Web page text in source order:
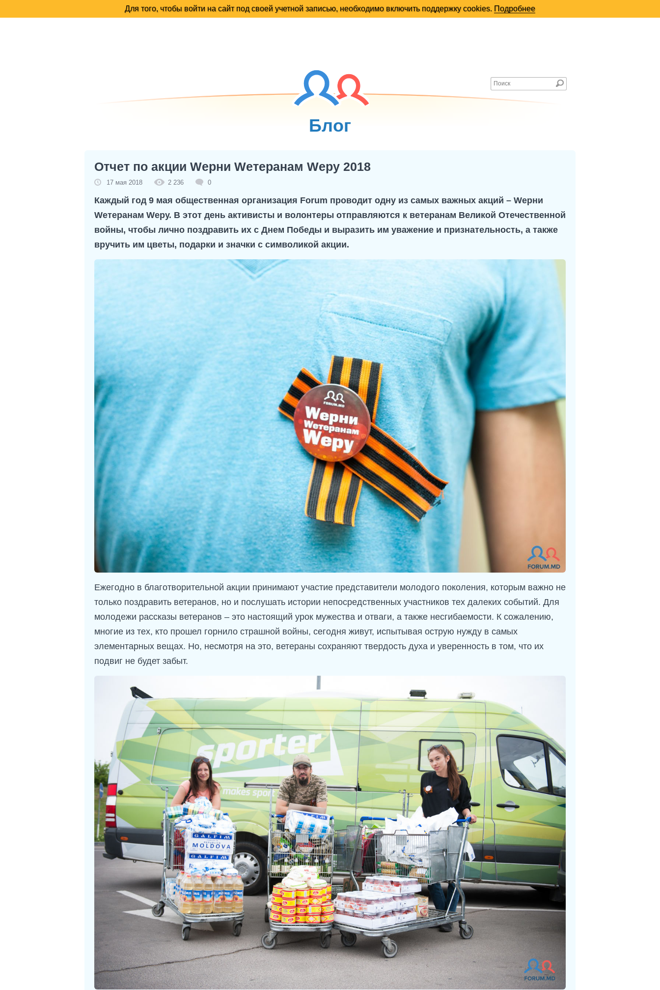
Блог
Отчет по акции Wерни Wетеранам Wеру 2018
17 мая 2018 2 236 0
Каждый год 9 мая общественная организация Forum проводит одну из самых важных акций – Wерни
Wетеранам Wеру. В этот день активисты и волонтеры отправляются к ветеранам Великой Отечественной
войны, чтобы лично поздравить их с Днем Победы и выразить им уважение и признательность, а также
вручить им цветы, подарки и значки с символикой акции.
Ежегодно в благотворительной акции принимают участие представители молодого поколения, которым важно не
только поздравить ветеранов, но и послушать истории непосредственных участников тех далеких событий. Для
молодежи рассказы ветеранов – это настоящий урок мужества и отваги, а также несгибаемости. К сожалению,
многие из тех, кто прошел горнило страшной войны, сегодня живут, испытывая острую нужду в самых
элементарных вещах. Но, несмотря на это, ветераны сохраняют твердость духа и уверенность в том, что их
подвиг не будет забыт.